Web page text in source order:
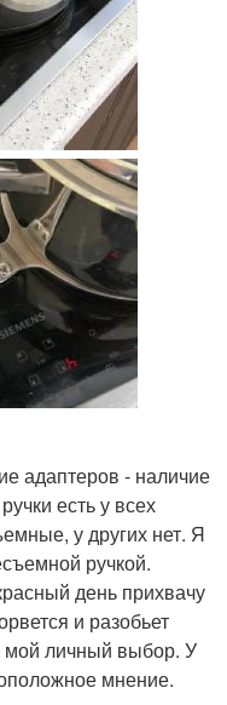
адаптеров - наличие
есть у всех
у других нет. Я
ручкой.
день прихвачу
и разобьет
мой личный выбор. У
мнение.